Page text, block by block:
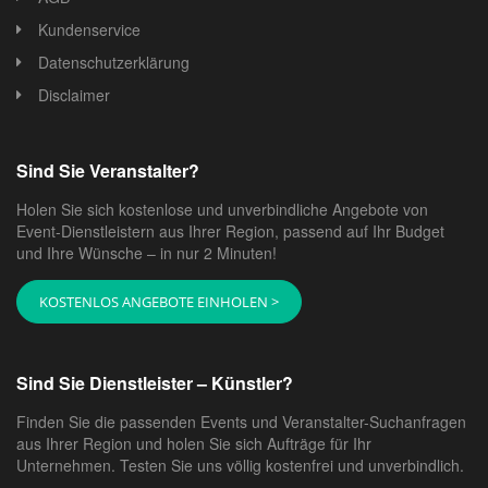
Vorteile eines Caterings:
- Sie sind nicht an ein Menü vom
an. Das kann eine Einschränkung für Personen mit
verschiedensten Nahrungsmittelunverträglichkeiten
darstellen.
- Sie können eine beliebige Location
für Ihre Hochzeit auswählen
Strand, in einem alten bezaubernden Wald oder auf
Problem dar. Sie sind pünktlich am gewünschten Ort,
ungeachtet aller Umstände.
Kundenservice
Datenschutzerklärung
Disclaimer
Sind Sie Veranstalter?
Holen Sie sich kostenlose und unverbindliche Angebote von
Event-Dienstleistern aus Ihrer Region, passend auf Ihr Budget
und Ihre Wünsche – in nur 2 Minuten!
KOSTENLOS ANGEBOTE EINHOLEN >
Sind Sie Dienstleister – Künstler?
Finden Sie die passenden Events und Veranstalter-Suchanfragen
aus Ihrer Region und holen Sie sich Aufträge für Ihr
Unternehmen. Testen Sie uns völlig kostenfrei und unverbindlich.